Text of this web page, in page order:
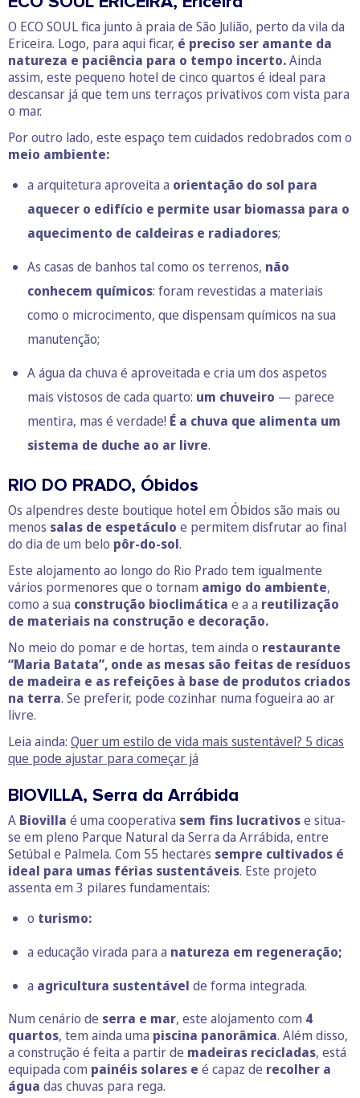
O ECO SOUL fica junto à praia de São Julião, perto da vila da
Ericeira. Logo, para aqui ficar, é preciso ser amante da
natureza e paciência para o tempo incerto.Ainda
assim, este pequeno hotel de cinco quartos é ideal para
descansar já que tem uns terraços privativos com vista para
o mar.
Por outro lado, este espaço tem cuidados redobrados com o
meio ambiente:
a arquitetura aproveita a orientação do sol para
aquecer o edifício e permite usar biomassa para o
aquecimento de caldeiras e radiadores;
As casas de banhos tal como os terrenos, não
conhecem químicos: foram revestidas a materiais
como o microcimento, que dispensam químicos na sua
manutenção;
A água da chuva é aproveitada e cria um dos aspetos
mais vistosos de cada quarto: um chuveiro — parece
mentira, mas é verdade! É a chuva que alimenta um
sistema de duche ao ar livre.
RIO DO PRADO, Óbidos
Os alpendres deste boutique hotel em Óbidos são mais ou
menos salas de espetáculo e permitem disfrutar ao final
do dia de um belo pôr-do-sol.
Este alojamento ao longo do Rio Prado tem igualmente
vários pormenores que o tornam amigo do ambiente,
como a sua construção bioclimática e a a reutilização
de materiais na construção e decoração.
No meio do pomar e de hortas, tem ainda o restaurante
“Maria Batata”, onde as mesas são feitas de resíduos
de madeira e as refeições à base de produtos criados
na terra. Se preferir, pode cozinhar numa fogueira ao ar
livre.
Leia ainda: Quer um estilo de vida mais sustentável? 5 dicas
que pode ajustar para começar já
BIOVILLA, Serra da Arrábida
A Biovilla é uma cooperativa sem fins lucrativose situa-
se em pleno Parque Natural da Serra da Arrábida, entre
Setúbal e Palmela. Com 55 hectares sempre cultivados é
ideal para umas férias sustentáveis. Este projeto
assenta em 3 pilares fundamentais:
o turismo:
a educação virada para a natureza em regeneração;
a agricultura sustentável de forma integrada.
Num cenário de serra e mar, este alojamento com 4
quartos, tem ainda uma piscina panorâmica. Além disso,
a construção é feita a partir de madeiras recicladas, está
equipada com painéis solares e é capaz de recolher a
água das chuvas para rega.